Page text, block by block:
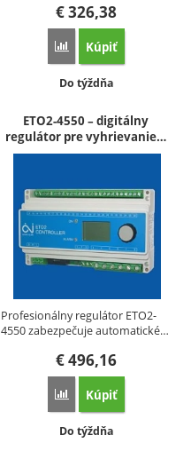
€326,38
Porovnať
Kúpiť
Dostupnosť:
Do týždňa
ETO2-4550 – digitálny
regulátor pre vyhrievanie…
Profesionálny regulátor ETO2-
4550 zabezpečuje automatické…
€496,16
Porovnať
Kúpiť
Dostupnosť:
Do týždňa